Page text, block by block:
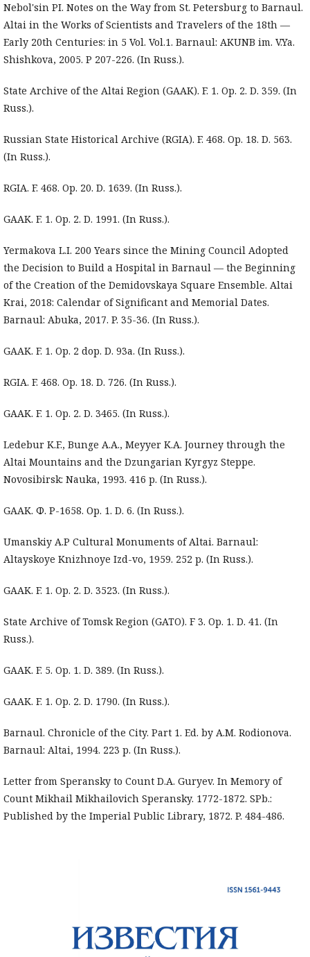
Nebol'sin PI. Notes on the Way from St. Petersburg to Barnaul.
Altai in the Works of Scientists and Travelers of the 18th —
Early 20th Centuries: in 5 Vol. Vol.1. Barnaul: AKUNB im. V.Ya.
Shishkova, 2005. P 207-226. (In Russ.).
State Archive of the Altai Region (GAAK). F. 1. Op. 2. D. 359. (In
Russ.).
Russian State Historical Archive (RGIA). F. 468. Op. 18. D. 563.
(In Russ.).
RGIA. F. 468. Op. 20. D. 1639. (In Russ.).
GAAK. F. 1. Op. 2. D. 1991. (In Russ.).
Yermakova L.I. 200 Years since the Mining Council Adopted
the Decision to Build a Hospital in Barnaul — the Beginning
of the Creation of the Demidovskaya Square Ensemble. Altai
Krai, 2018: Calendar of Significant and Memorial Dates.
Barnaul: Abuka, 2017. P. 35-36. (In Russ.).
GAAK. F. 1. Op. 2 dop. D. 93а. (In Russ.).
RGIA. F. 468. Op. 18. D. 726. (In Russ.).
GAAK. F. 1. Op. 2. D. 3465. (In Russ.).
Ledebur K.F., Bunge A.A., Meyyer K.A. Journey through the
Altai Mountains and the Dzungarian Kyrgyz Steppe.
Novosibirsk: Nauka, 1993. 416 p. (In Russ.).
GAAK. Ф. Р-1658. Оp. 1. D. 6. (In Russ.).
Umanskiy A.P Cultural Monuments of Altai. Barnaul:
Altayskoye Knizhnoye Izd-vo, 1959. 252 p. (In Russ.).
GAAK. F. 1. Op. 2. D. 3523. (In Russ.).
State Archive of Tomsk Region (GATO). F 3. Op. 1. D. 41. (In
Russ.).
GAAK. F. 5. Op. 1. D. 389. (In Russ.).
GAAK. F. 1. Op. 2. D. 1790. (In Russ.).
Barnaul. Chronicle of the City. Part 1. Ed. by A.M. Rodionova.
Barnaul: Altai, 1994. 223 p. (In Russ.).
Letter from Speransky to Count D.A. Guryev. In Memory of
Count Mikhail Mikhailovich Speransky. 1772-1872. SPb.:
Published by the Imperial Public Library, 1872. P. 484-486.